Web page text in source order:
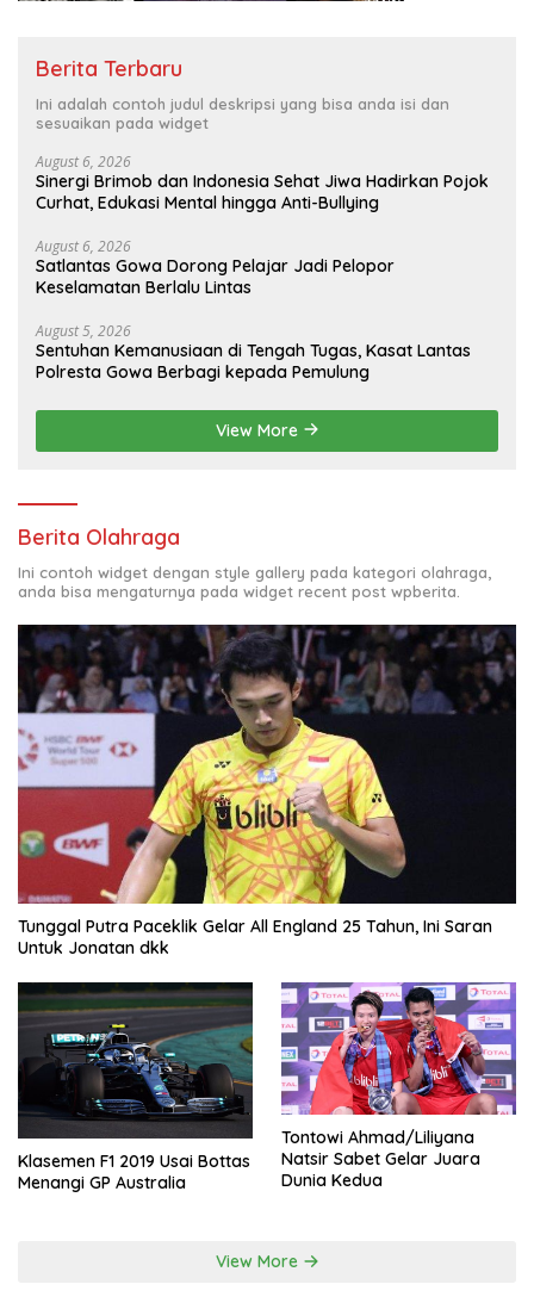
Berita Terbaru
Ini adalah contoh judul deskripsi yang bisa anda isi dan
sesuaikan pada widget
August 6, 2026
Sinergi Brimob dan Indonesia Sehat Jiwa Hadirkan Pojok
Curhat, Edukasi Mental hingga Anti-Bullying
August 6, 2026
Satlantas Gowa Dorong Pelajar Jadi Pelopor
Keselamatan Berlalu Lintas
August 5, 2026
Sentuhan Kemanusiaan di Tengah Tugas, Kasat Lantas
Polresta Gowa Berbagi kepada Pemulung
View More
Berita Olahraga
Ini contoh widget dengan style gallery pada kategori olahraga,
anda bisa mengaturnya pada widget recent post wpberita.
Tunggal Putra Paceklik Gelar All England 25 Tahun, Ini Saran
Untuk Jonatan dkk
Klasemen F1 2019 Usai Bottas
Menangi GP Australia
Tontowi Ahmad/Liliyana
Natsir Sabet Gelar Juara
Dunia Kedua
View More